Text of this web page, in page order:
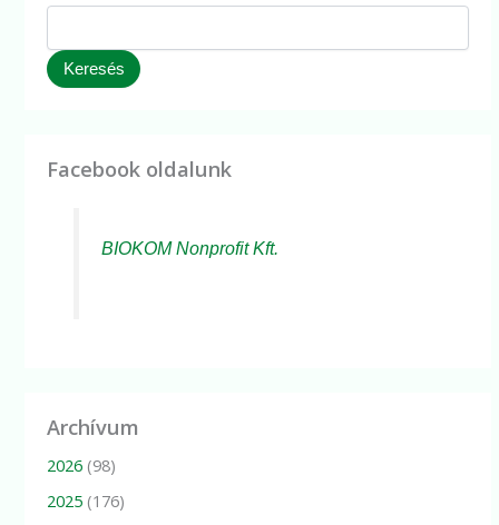
Keresés
Facebook oldalunk
BIOKOM Nonprofit Kft.
Archívum
2026 (98)
2025 (176)